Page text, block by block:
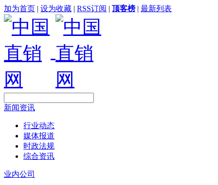
加为首页 | 设为收藏 | RSS订阅 | 顶客榜 | 最新列表
新闻资讯
行业动态
媒体报道
时政法规
综合资讯
业内公司